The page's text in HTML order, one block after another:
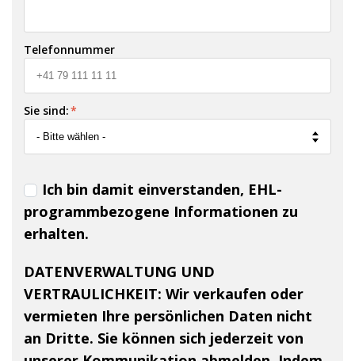
Telefonnummer
Sie sind:*
Ich bin damit einverstanden, EHL-
programmbezogene Informationen zu
erhalten.
DATENVERWALTUNG UND
VERTRAULICHKEIT: Wir verkaufen oder
vermieten Ihre persönlichen Daten nicht
an Dritte. Sie können sich jederzeit von